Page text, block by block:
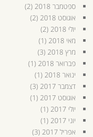
ספטמבר 2018
(2)
אוגוסט 2018
(2)
יולי 2018
(2)
מאי 2018
(1)
מרץ 2018
(3)
פברואר 2018
(1)
ינואר 2018
(1)
דצמבר 2017
(3)
אוגוסט 2017
(1)
יולי 2017
(1)
יוני 2017
(1)
אפריל 2017
(3)